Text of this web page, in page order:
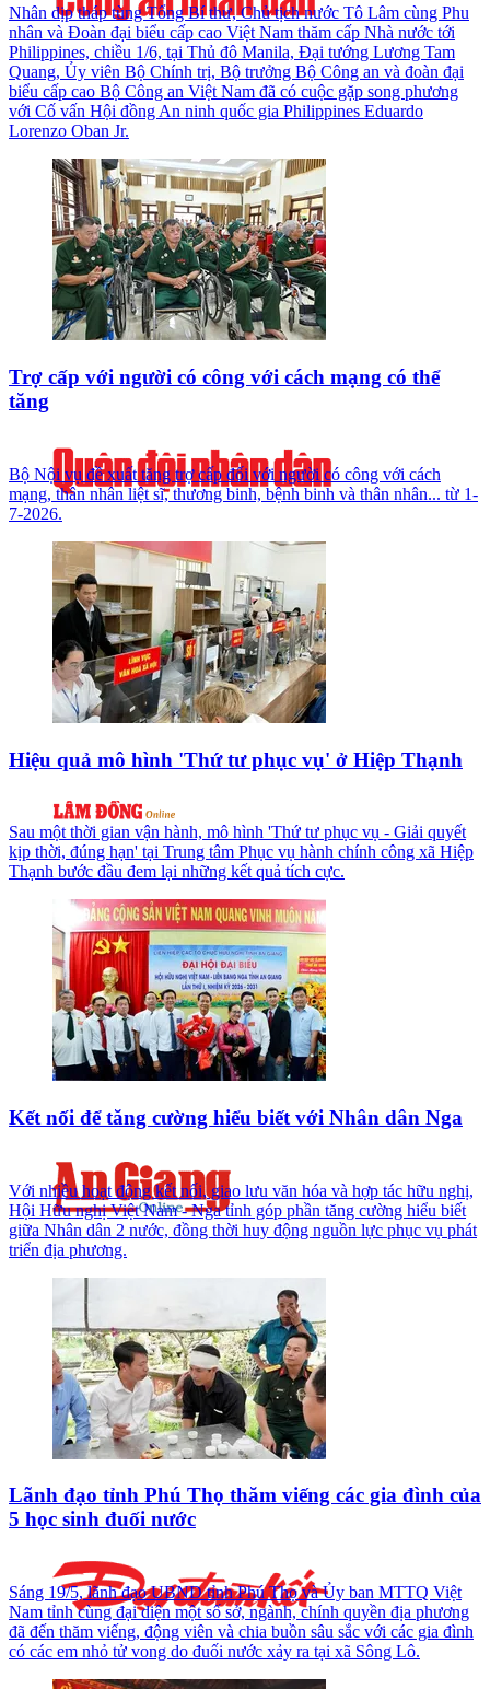
Nhân dịp tháp tùng Tổng Bí thư, Chủ tịch nước Tô Lâm cùng Phu
nhân và Đoàn đại biểu cấp cao Việt Nam thăm cấp Nhà nước tới
Philippines, chiều 1/6, tại Thủ đô Manila, Đại tướng Lương Tam
Quang, Ủy viên Bộ Chính trị, Bộ trưởng Bộ Công an và đoàn đại
biểu cấp cao Bộ Công an Việt Nam đã có cuộc gặp song phương
với Cố vấn Hội đồng An ninh quốc gia Philippines Eduardo
Lorenzo Oban Jr.
Trợ cấp với người có công với cách mạng có thể
tăng
Bộ Nội vụ đề xuất tăng trợ cấp đối với người có công với cách
mạng, thân nhân liệt sĩ, thương binh, bệnh binh và thân nhân... từ 1-
7-2026.
Hiệu quả mô hình 'Thứ tư phục vụ' ở Hiệp Thạnh
Sau một thời gian vận hành, mô hình 'Thứ tư phục vụ - Giải quyết
kịp thời, đúng hạn' tại Trung tâm Phục vụ hành chính công xã Hiệp
Thạnh bước đầu đem lại những kết quả tích cực.
Kết nối để tăng cường hiểu biết với Nhân dân Nga
Với nhiều hoạt động kết nối, giao lưu văn hóa và hợp tác hữu nghị,
Hội Hữu nghị Việt Nam - Nga tỉnh góp phần tăng cường hiểu biết
giữa Nhân dân 2 nước, đồng thời huy động nguồn lực phục vụ phát
triển địa phương.
Lãnh đạo tỉnh Phú Thọ thăm viếng các gia đình của
5 học sinh đuối nước
Sáng 19/5, lãnh đạo UBND tỉnh Phú Thọ và Ủy ban MTTQ Việt
Nam tỉnh cùng đại diện một số sở, ngành, chính quyền địa phương
đã đến thăm viếng, động viên và chia buồn sâu sắc với các gia đình
có các em nhỏ tử vong do đuối nước xảy ra tại xã Sông Lô.